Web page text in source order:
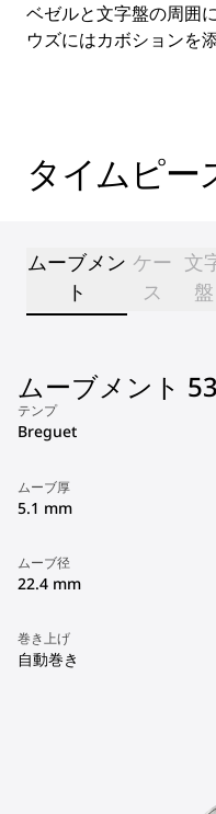
ベゼルと文字盤の周囲
ウズにはカボションを
タイムピー
ムーブメン
ト
ケー
ス
文
盤
ムーブメント
テンプ
Breguet
ムーブ厚
5.1 mm
ムーブ径
22.4 mm
巻き上げ
自動巻き